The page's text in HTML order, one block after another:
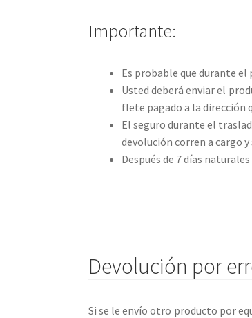
Importante:
Es probable que durante
Usted deberá enviar el
flete pagado a la dirección
El seguro durante el
devolución corren a cargo
Después de 7 días
Devolución por
Si se le envío otro producto por